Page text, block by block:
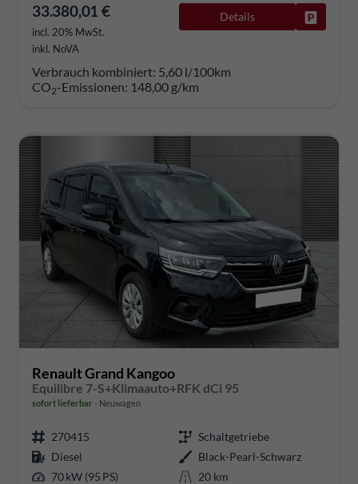
33.380,01 €
incl. 20% MwSt.
inkl. NoVA
Details
Verbrauch kombiniert: 5,60 l/100km
CO2-Emissionen: 148,00 g/km
Renault Grand Kangoo
Equilibre 7-S+Klimaauto+RFK dCi 95
sofort lieferbar Neuwagen
270415
Schaltgetriebe
Diesel
Black-Pearl-Schwarz
70 kW (95 PS)
20 km